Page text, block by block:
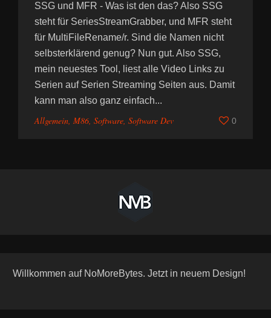
SSG und MFR - Was ist den das? Also SSG
steht für SeriesStreamGrabber, und MFR steht
für MultiFileRename/r. Sind die Namen nicht
selbsterklärend genug? Nun gut. Also SSG,
mein neuestes Tool, liest alle Video Links zu
Serien auf Serien Streaming Seiten aus. Damit
kann man also ganz einfach...
Allgemein, M86, Software, Software Dev 0
Willkommen auf NoMoreBytes. Jetzt in neuem Design!